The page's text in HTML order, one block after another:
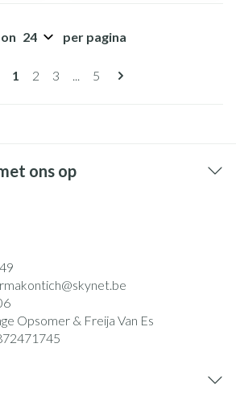
Pagina's
U lees momenteel pagina
1 Pagina
2 Pagina
3 ... Pagina
5
per pagina
ons op
skynet.be
Opsomer & Freija Van Es